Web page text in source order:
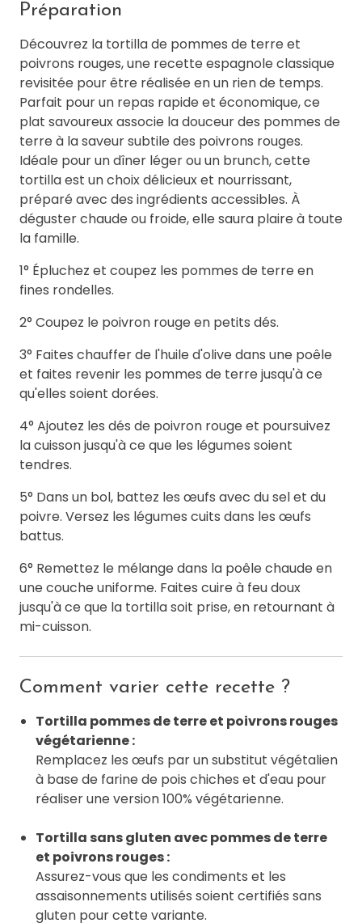
Préparation
Découvrez la tortilla de pommes de terre et
poivrons rouges, une recette espagnole classique
revisitée pour être réalisée en un rien de temps.
Parfait pour un repas rapide et économique, ce
plat savoureux associe la douceur des pommes de
terre à la saveur subtile des poivrons rouges.
Idéale pour un dîner léger ou un brunch, cette
tortilla est un choix délicieux et nourrissant,
préparé avec des ingrédients accessibles. À
déguster chaude ou froide, elle saura plaire à toute
la famille.
1° Épluchez et coupez les pommes de terre en
fines rondelles.
2° Coupez le poivron rouge en petits dés.
3° Faites chauffer de l'huile d'olive dans une poêle
et faites revenir les pommes de terre jusqu'à ce
qu'elles soient dorées.
4° Ajoutez les dés de poivron rouge et poursuivez
la cuisson jusqu'à ce que les légumes soient
tendres.
5° Dans un bol, battez les œufs avec du sel et du
poivre. Versez les légumes cuits dans les œufs
battus.
6° Remettez le mélange dans la poêle chaude en
une couche uniforme. Faites cuire à feu doux
jusqu'à ce que la tortilla soit prise, en retournant à
mi-cuisson.
Comment varier cette recette ?
Tortilla pommes de terre et poivrons rouges
végétarienne :
Remplacez les œufs par un substitut végétalien
à base de farine de pois chiches et d'eau pour
réaliser une version 100% végétarienne.
Tortilla sans gluten avec pommes de terre
et poivrons rouges :
Assurez-vous que les condiments et les
assaisonnements utilisés soient certifiés sans
gluten pour cette variante.